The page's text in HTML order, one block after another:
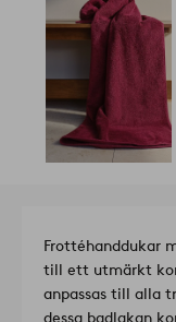
Frottéhanddukar
till ett utmärkt
anpassas till alla
dessa badlakan